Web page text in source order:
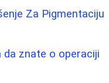
Za Pigmentaciju
znate o operaciji